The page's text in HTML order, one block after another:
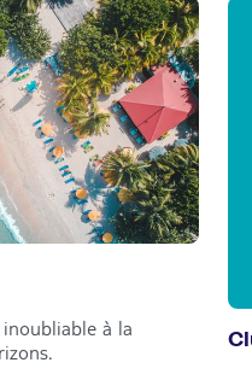
à la